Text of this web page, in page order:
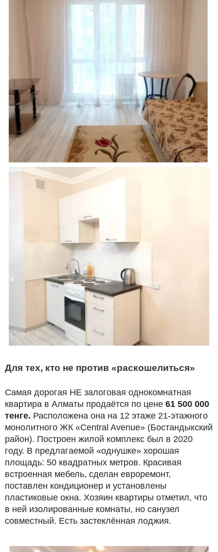
Для тех, кто не против «раскошелиться»
Самая дорогая НЕ залоговая однокомнатная
квартира в Алматы продаётся по цене 61 500 000
тенге. Расположена она на 12 этаже 21-этажного
монолитного ЖК «Central Avenue» (Бостандыкский
район). Построен жилой комплекс был в 2020
году. В предлагаемой «однушке» хорошая
площадь: 50 квадратных метров. Красивая
встроенная мебель, сделан евроремонт,
поставлен кондиционер и установлены
пластиковые окна. Хозяин квартиры отметил, что
в ней изолированные комнаты, но санузел
совместный. Есть застеклённая лоджия.